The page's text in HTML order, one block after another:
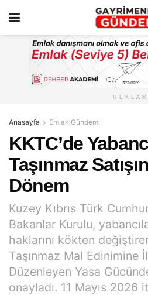
REKLAM
Anasayfa Emlak Gündemi
KKTC’de
Taşınmaz
Dönem
Kuzey Kıbrıs Türk
Bakanlar Kurulu,
haklarını kökten
Taşınmaz Mal Edinimine
Düzenleyen Yasa
onayladı. 11 Mayıs 2026